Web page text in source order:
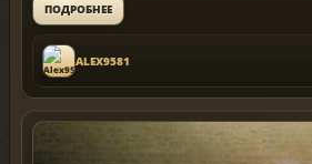
ПОДРОБНЕЕ
ALEX9581